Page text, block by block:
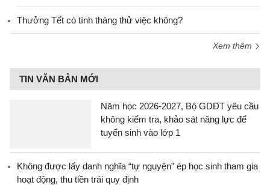
Thưởng Tết có tính tháng thử việc không?
Xem thêm
TIN VĂN BẢN MỚI
Năm học 2026-2027, Bộ GDĐT yêu cầu
không kiểm tra, khảo sát năng lực để
tuyển sinh vào lớp 1
Không được lấy danh nghĩa “tự nguyện” ép học sinh tham gia
hoạt động, thu tiền trái quy định